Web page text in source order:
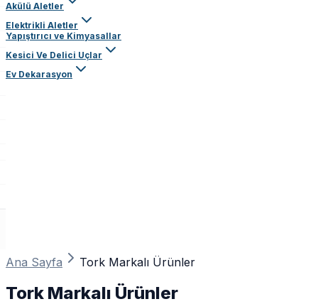
Akülü Aletler
Elektrikli Aletler
Yapıştırıcı ve Kimyasallar
Kesici Ve Delici Uçlar
Ev Dekarasyon
Ana Sayfa Tork Markalı Ürünler
Tork Markalı Ürünler